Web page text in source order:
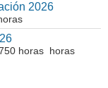
2026
horas horas